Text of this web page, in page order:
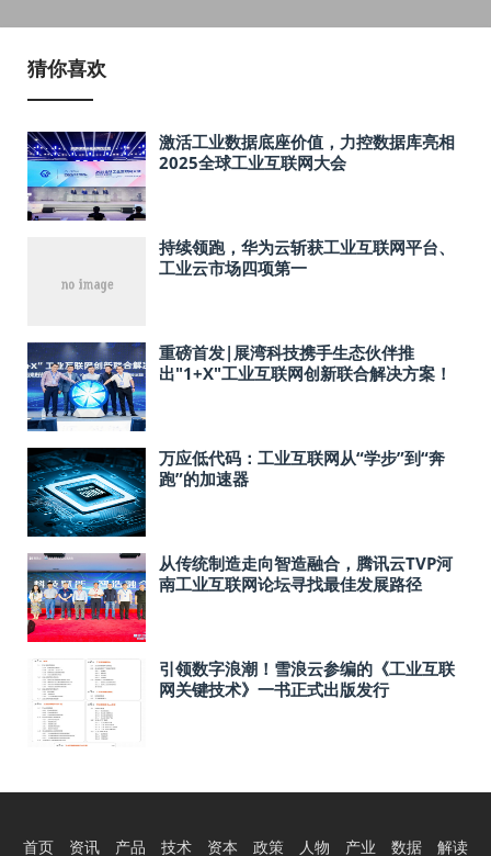
猜你喜欢
激活工业数据底座价值，力控数据库亮相
2025全球工业互联网大会
持续领跑，华为云斩获工业互联网平台、
工业云市场四项第一
重磅首发|展湾科技携手生态伙伴推
出"1+X"工业互联网创新联合解决方案！
万应低代码：工业互联网从“学步”到“奔
跑”的加速器
从传统制造走向智造融合，腾讯云TVP河
南工业互联网论坛寻找最佳发展路径
引领数字浪潮！雪浪云参编的《工业互联
网关键技术》一书正式出版发行
首页 资讯 产品 技术 资本 政策 人物 产业 数据 解读